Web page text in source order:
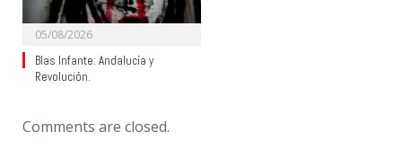
05/08/2026
Blas Infante: Andalucía y
Revolución.
Comments are closed.